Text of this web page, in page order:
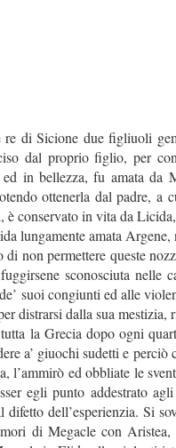
di Sicione due figliuoli
dal proprio figlio, per
in bellezza, fu amata da
ottenerla dal padre, a
è conservato in vita da
lungamente amata
non permettere queste
sconosciuta
suoi congiunti ed alle
distrarsi dalla sua
la Grecia dopo ogni
a’ giuochi sudetti e
ed obbliate le
egli punto addestrato
dell’esperienzia. Si
di Megacle con